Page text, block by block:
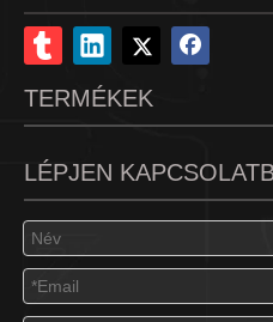
TERMÉKEK
LÉPJEN